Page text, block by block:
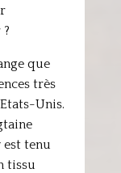
que
très
Unis.
est tenu
tissu